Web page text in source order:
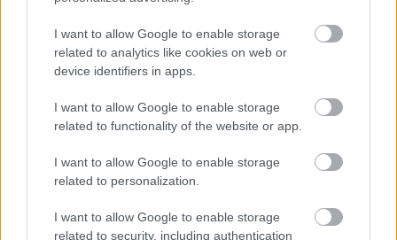
I want to allow Google to enable storage
related to analytics like cookies on web or
device identifiers in apps.
I want to allow Google to enable storage
related to functionality of the website or app.
I want to allow Google to enable storage
related to personalization.
I want to allow Google to enable storage
related to security, including authentication